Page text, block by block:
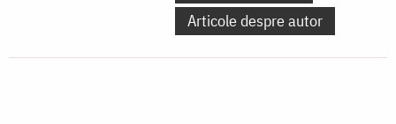
Articole despre autor